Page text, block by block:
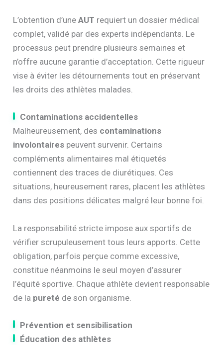
L’obtention d’uneAUT requiert un dossier médical
complet, validé par des experts indépendants. Le
processus peut prendre plusieurs semaines et
n’offre aucune garantie d’acceptation. Cette rigueur
vise à éviter les détournements tout en préservant
les droits des athlètes malades.
Contaminations accidentelles
Malheureusement, des contaminations
involontaires peuvent survenir. Certains
compléments alimentaires mal étiquetés
contiennent des traces de diurétiques. Ces
situations, heureusement rares, placent les athlètes
dans des positions délicates malgré leur bonne foi.
La responsabilité stricte impose aux sportifs de
vérifier scrupuleusement tous leurs apports. Cette
obligation, parfois perçue comme excessive,
constitue néanmoins le seul moyen d’assurer
l’équité sportive. Chaque athlète devient responsable
de la pureté de son organisme.
Prévention et sensibilisation
Éducation des athlètes